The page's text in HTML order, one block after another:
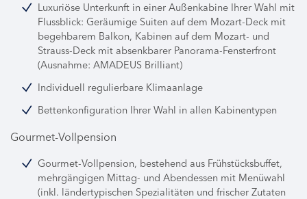
Luxuriöse Unterkunft in einer Außenkabine Ihrer Wahl mit
Flussblick: Geräumige Suiten auf dem Mozart-Deck mit
begehbarem Balkon, Kabinen auf dem Mozart- und
Strauss-Deck mit absenkbarer Panorama-Fensterfront
(Ausnahme: AMADEUS Brilliant)
Individuell regulierbare Klimaanlage
Bettenkonfiguration Ihrer Wahl in allen Kabinentypen
Gourmet-Vollpension
Gourmet-Vollpension, bestehend aus Frühstücksbuffet,
mehrgängigen Mittag- und Abendessen mit Menüwahl
(inkl. ländertypischen Spezialitäten und frischer Zutaten